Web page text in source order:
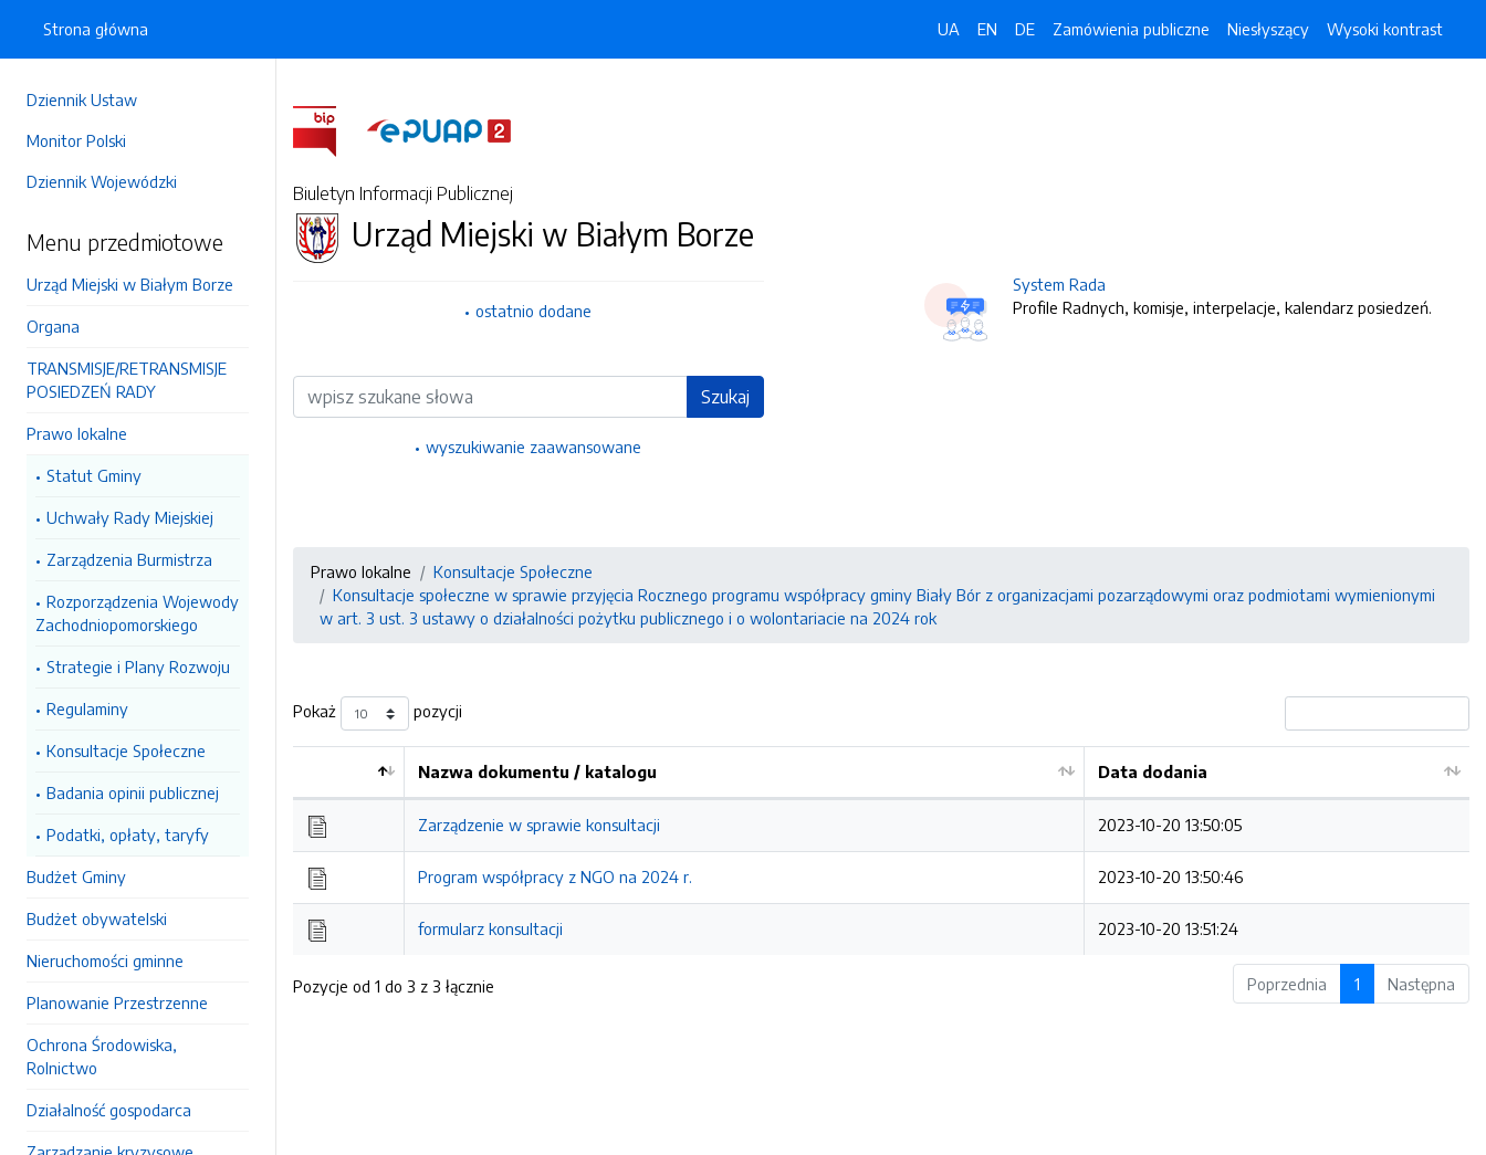
Dziennik Ustaw
Monitor Polski
Dziennik Wojewódzki
Menu przedmiotowe
Urząd Miejski w Białym Borze
Organa
TRANSMISJE/RETRANSMISJE
POSIEDZEŃ RADY
Prawo lokalne
Statut Gminy
Uchwały Rady Miejskiej
Zarządzenia Burmistrza
Rozporządzenia Wojewody
Zachodniopomorskiego
Strategie i Plany Rozwoju
Regulaminy
Konsultacje Społeczne
Badania opinii publicznej
Podatki, opłaty, taryfy
Budżet Gminy
Budżet obywatelski
Nieruchomości gminne
Planowanie Przestrzenne
Ochrona Środowiska,
Rolnictwo
Działalność gospodarca
Strona główna UA EN DE Zamówienia publiczne Niesłyszący Wysoki kontrast
Biuletyn Informacji Publicznej
Urząd Miejski w Białym Borze
ostatnio dodane
Wyszukiwarka Szukaj
wyszukiwanie zaawansowane
System Rada
Profile Radnych, komisje, interpelacje, kalendarz posiedzeń.
Prawo lokalne
Konsultacje Społeczne
Konsultacje społeczne w sprawie przyjęcia Rocznego programu współpracy gminy Biały Bór z organizacjami pozarządowymi oraz podmiotami wymienionymi
w art. 3 ust. 3 ustawy o działalności pożytku publicznego i o wolontariacie na 2024 rok
Pokaż pozycji
Kolejność
Nazwa dokumentu / katalogu Data dodania
Zarządzenie w sprawie konsultacji 2023-10-20 13:50:05
Program współpracy z NGO na 2024 r. 2023-10-20 13:50:46
formularz konsultacji 2023-10-20 13:51:24
Pozycje od 1 do 3 z 3 łącznie Poprzednia 1 Następna